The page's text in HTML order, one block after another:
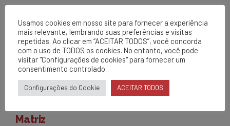
PRÓPRIA/CAMPANHA 30 MINUTOS.
Matriz
Usamos cookies em nosso site para fornecer a experiência
mais relevante, lembrando suas preferências e visitas
repetidas. Ao clicar em “ACEITAR TODOS”, você concorda
com o uso de TODOS os cookies. No entanto, você pode
visitar "Configurações de cookies" para fornecer um
consentimento controlado.
Configurações do Cookie ACEITAR TODOS